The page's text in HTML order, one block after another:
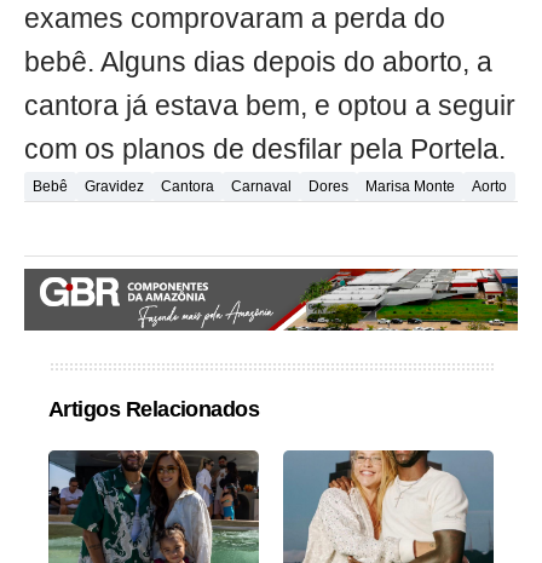
exames comprovaram a perda do
bebê. Alguns dias depois do aborto, a
cantora já estava bem, e optou a seguir
com os planos de desfilar pela Portela.
Bebê Gravidez Cantora Carnaval Dores Marisa Monte Aorto
Artigos Relacionados